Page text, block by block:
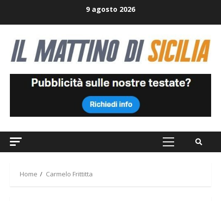
9 agosto 2026
Primary
Home Carmelo Frittitta